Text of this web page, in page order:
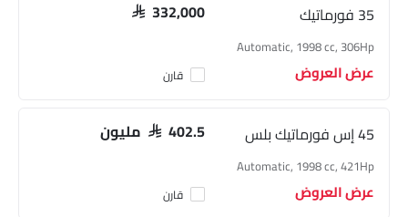
35 فورماتيك SAR 332,000
Automatic, 1998 cc, 306Hp
عرض العروض قارن
45 إس فورماتيك بلس SAR 402.5 مليون
Automatic, 1998 cc, 421Hp
عرض العروض قارن